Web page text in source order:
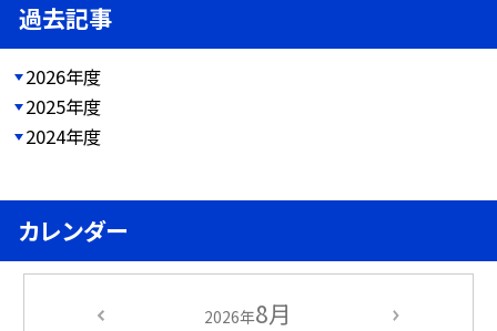
過去記事
2026年度
2025年度
2024年度
カレンダー
2026年8月